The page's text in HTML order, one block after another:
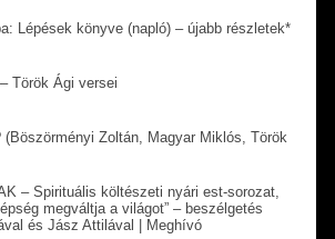
Lépések könyve (napló) – újabb részletek*
Török Ági versei
Zoltán, Magyar Miklós, Török
– Spirituális költészeti nyári est-sorozat,
megváltja a világot” – beszélgetés
és Jász Attilával | Meghívó